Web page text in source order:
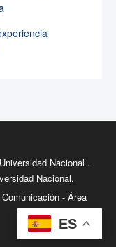
ES
Nacional .
Nacional.
- Área